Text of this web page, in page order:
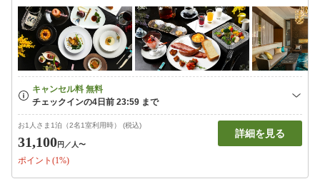
お1人さま1泊（2名1室利用時） (税込)
31,100円 ／人〜
ポイント(1%)
詳細を見る